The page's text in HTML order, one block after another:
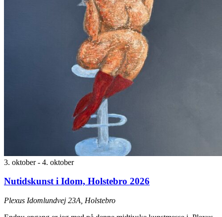
3. oktober- 4. oktober
Nutidskunst i Idom, Holstebro 2026
Plexus Idomlundvej 23A, Holstebro